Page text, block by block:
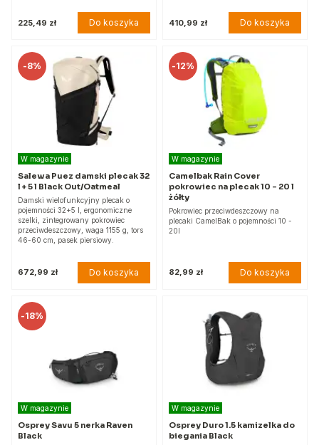
225,49 zł Do koszyka 410,99 zł Do koszyka
-8%
W magazynie
Salewa Puez damski plecak 32
l + 5 l Black Out/Oatmeal
Damski wielofunkcyjny plecak o
pojemności 32+5 l, ergonomiczne
szelki, zintegrowany pokrowiec
przeciwdeszczowy, waga 1155 g, tors
46-60 cm, pasek piersiowy.
672,99 zł Do koszyka
-12%
W magazynie
Camelbak Rain Cover
pokrowiec na plecak 10 - 20 l
żółty
Pokrowiec przeciwdeszczowy na
plecaki CamelBak o pojemności 10 -
20l
82,99 zł Do koszyka
-18%
W magazynie
Osprey Savu 5 nerka Raven
Black
W magazynie
Osprey Duro 1.5 kamizelka do
biegania Black